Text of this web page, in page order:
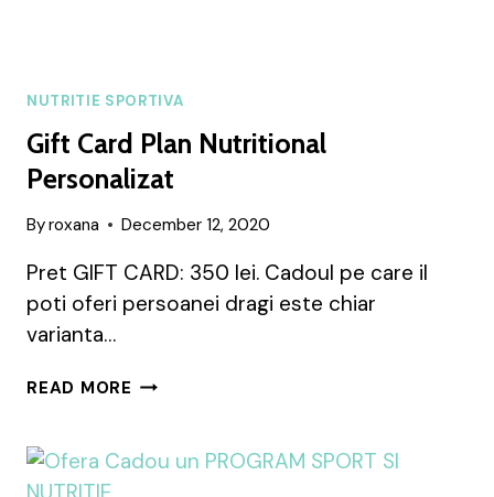
NUTRITIE SPORTIVA
Gift Card Plan Nutritional
Personalizat
Byroxana December 12, 2020
Pret GIFT CARD: 350 lei. Cadoul pe care il
poti oferi persoanei dragi este chiar
varianta…
READ MORE GIFT
NUTRITIONAL